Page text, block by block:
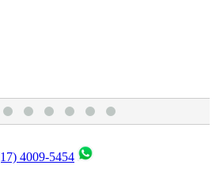
4009-5454